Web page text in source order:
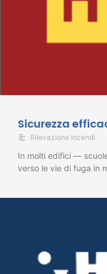
Sicurezza
Rilevazione Incendi
In molti edifici —
verso le vie di fuga in